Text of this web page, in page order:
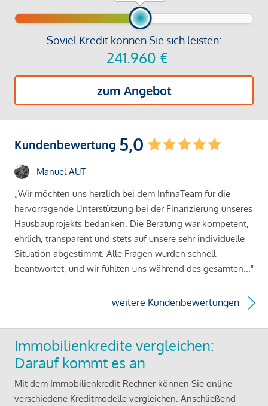
Soviel Kredit können Sie sich leisten:
241.960 €
zum Angebot
Kundenbewertung 5,0
Manuel AUT
„Wir möchten uns herzlich bei dem InfinaTeam für die
hervorragende Unterstützung bei der Finanzierung unseres
Hausbauprojekts bedanken. Die Beratung war kompetent,
ehrlich, transparent und stets auf unsere sehr individuelle
Situation abgestimmt. Alle Fragen wurden schnell
beantwortet, und wir fühlten uns während des gesamten..."
weitere Kundenbewertungen
Immobilienkredite vergleichen:
Darauf kommt es an
Mit dem Immobilienkredit-Rechner können Sie online
verschiedene Kreditmodelle vergleichen. Anschließend